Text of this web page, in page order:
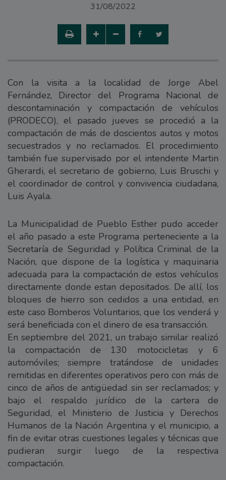
31/08/2022
Con la visita a la localidad de Jorge Abel
Fernández, Director del Programa Nacional de
descontaminación y compactación de vehículos
(PRODECO), el pasado jueves se procedió a la
compactación de más de doscientos autos y motos
secuestrados y no reclamados. El procedimiento
también fue supervisado por el intendente Martin
Gherardi, el secretario de gobierno, Luis Bruschi y
el coordinador de control y convivencia ciudadana,
Luis Ayala.
La Municipalidad de Pueblo Esther pudo acceder
el año pasado a este Programa perteneciente a la
Secretaría de Seguridad y Política Criminal de la
Nación, que dispone de la logística y maquinaria
adecuada para la compactación de estos vehículos
directamente donde estan depositados. De allí, los
bloques de hierro son cedidos a una entidad, en
este caso Bomberos Voluntarios, que los venderá y
será beneficiada con el dinero de esa transacción.
En septiembre del 2021, un trabajo similar realizó
la compactación de 130 motocicletas y 6
automóviles; siempre tratándose de unidades
remitidas en diferentes operativos pero con más de
cinco de años de antigüedad sin ser reclamados; y
bajo el respaldo jurídico de la cartera de
Seguridad, el Ministerio de Justicia y Derechos
Humanos de la Nación Argentina y el municipio, a
fin de evitar otras cuestiones legales y técnicas que
pudieran surgir luego de la respectiva
compactación.